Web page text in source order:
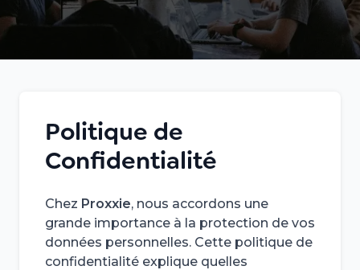
Politique de
Confidentialité
Chez Proxxie, nous accordons une
grande importance à la protection de vos
données personnelles. Cette politique de
confidentialité explique quelles